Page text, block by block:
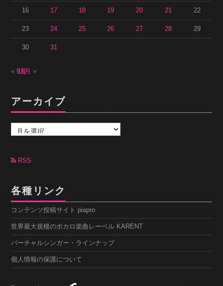
16 17 18 19 20 21 22
23 24 25 26 27 28 29
30 31
« 9月
11月 »
アーカイブ
カ
ブ RSS
各種リンク
コンテンツ投稿サイト piapro
世界最大規模のボカロ楽曲レーベル KARENT
バーチャルシンガー・ラインナップ
個人情報の保護について